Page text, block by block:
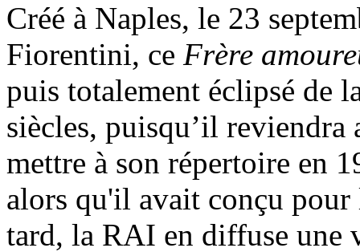
Créé à Naples, le 23
Fiorentini, ce Frère
puis totalement éclipsé de
siècles, puisqu’il
mettre à son répertoire en
alors qu'il avait conçu
tard, la RAI en diffuse une